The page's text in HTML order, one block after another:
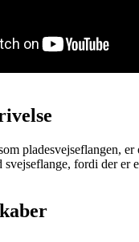
pladesvejseflangen,
svejseflange, fordi der